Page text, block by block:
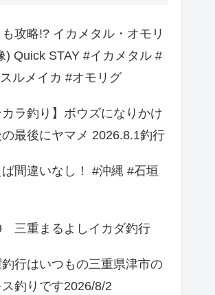
攻略!? イカメタル・オモリ
) Quick STAY #イカメタル #
ルメイカ #オモリグ
カラ釣り】ボウズになりかけ
最後にヤマメ 2026.8.1釣行
間違いなし！ #沖縄 #石垣
三重まるよしイカダ釣行
行はいつもの三重県津市の
釣りです2026/8/2